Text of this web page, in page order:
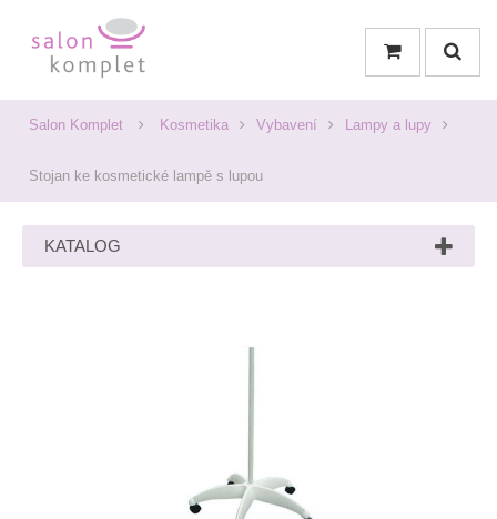
Salon Komplet Kosmetika Vybavení Lampy a lupy
Stojan ke kosmetické lampě s lupou
KATALOG